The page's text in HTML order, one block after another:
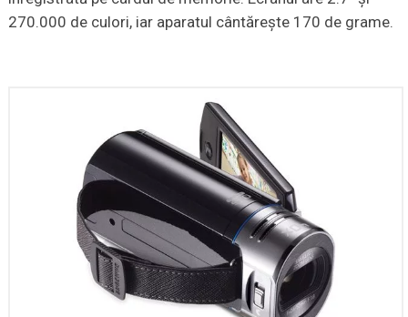
270.000 de culori, iar aparatul cântăreşte 170 de grame.